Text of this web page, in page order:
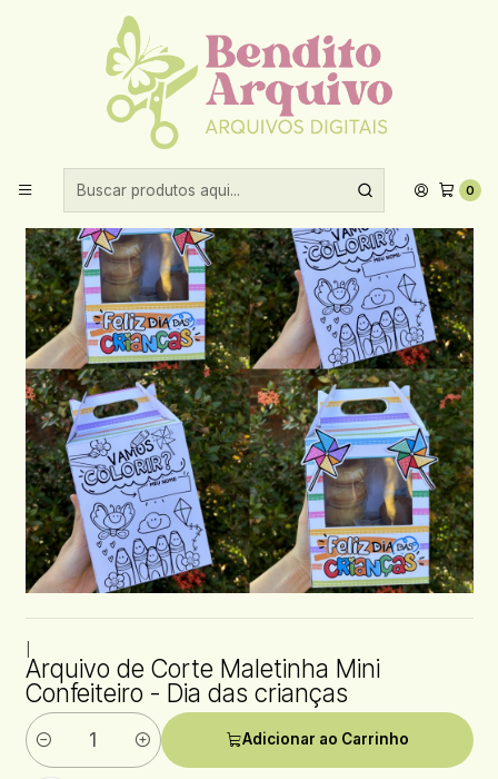
0
Aproveite 10% de desconto ao comprar acima de R$30,00!
Início Datas comemorativas
Dia das Crianças
Arquivo de Corte Maletinha Mini Confeiteiro - Dia das crianças
Arquivo de Corte Maletinha Mini
Confeiteiro - Dia das crianças
Quantidade
Adicionar ao Carrinho